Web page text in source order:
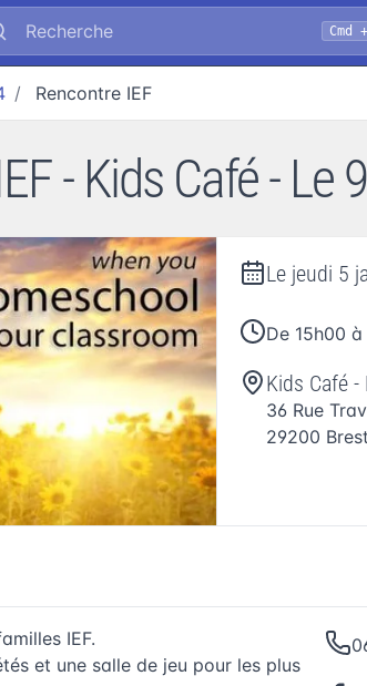
Recherche Cmd
Rencontre IEF
- Kids Café - Le
Le jeudi 5
De 15h00 à
Kids Café
36 Rue
29200 Brest
IEF.
et une salle de jeu pour les plus